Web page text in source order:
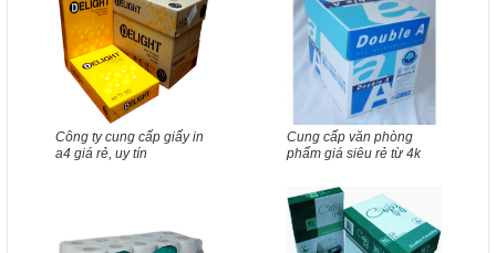
Công ty cung cấp giấy in
a4 giá rẻ, uy tín
Cung cấp văn phòng
phẩm giá siêu rẻ từ 4k